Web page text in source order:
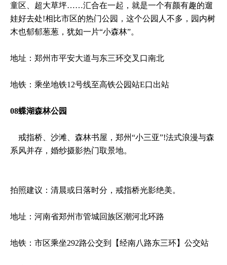
童区、超大草坪……汇合在一起，就是一个有颜有趣的遛
娃好去处!相比市区的热门公园，这个公园人不多，园内树
木也郁郁葱葱，犹如一片“小森林”。
地址：郑州市平安大道与东三环交叉口南北
地铁：乘坐地铁12号线至高铁公园站E口出站
08蝶湖森林公园
戒指桥、沙滩、森林书屋，郑州“小三亚”!法式浪漫与森
系风并存，婚纱摄影热门取景地‌。
拍照建议‌：清晨或日落时分，戒指桥光影绝美。
地址：河南省郑州市管城回族区潮河北环路
地铁：市区乘坐292路公交到【经南八路东三环】公交站